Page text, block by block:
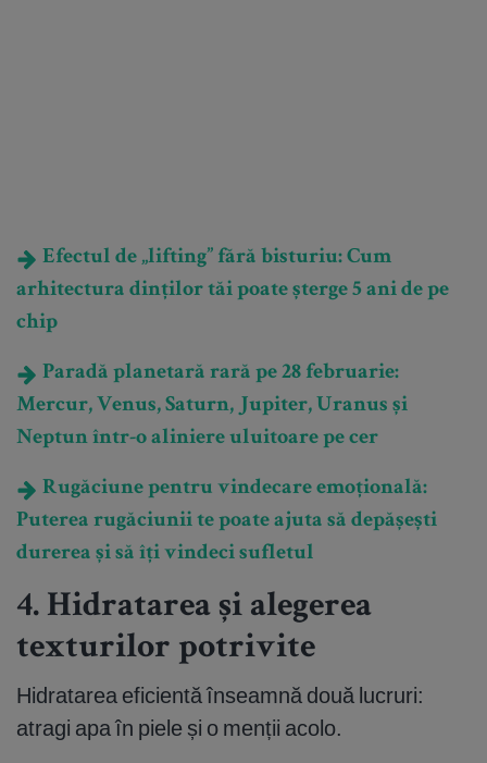
Efectul de „lifting” fără bisturiu: Cum
arhitectura dinților tăi poate șterge 5 ani de pe
chip
Paradă planetară rară pe 28 februarie:
Mercur, Venus, Saturn, Jupiter, Uranus și
Neptun într-o aliniere uluitoare pe cer
Rugăciune pentru vindecare emoțională:
Puterea rugăciunii te poate ajuta să depășești
durerea și să îți vindeci sufletul
4. Hidratarea și alegerea
texturilor potrivite
Hidratarea eficientă înseamnă două lucruri:
atragi apa în piele și o menții acolo.